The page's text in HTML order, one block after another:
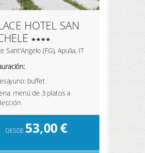
HOTEL SAN
Sant'Angelo (FG), Apulia, IT
buffet
menú de 3 platos a
DESDE 53,00€